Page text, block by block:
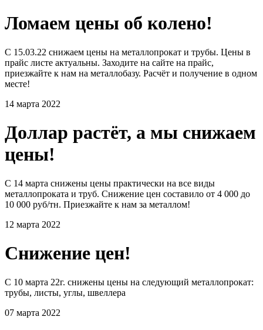
Ломаем цены об колено!
С 15.03.22 снижаем цены на металлопрокат и трубы. Цены в
прайс листе актуальны. Заходите на сайте на прайс,
приезжайте к нам на металлобазу. Расчёт и получение в одном
месте!
14 марта 2022
Доллар растёт, а мы снижаем
цены!
С 14 марта снижены цены практически на все виды
металлопроката и труб. Снижение цен составило от 4 000 до
10 000 руб/тн. Приезжайте к нам за металлом!
12 марта 2022
Снижение цен!
С 10 марта 22г. снижены цены на следующий металлопрокат:
трубы, листы, углы, швеллера
07 марта 2022